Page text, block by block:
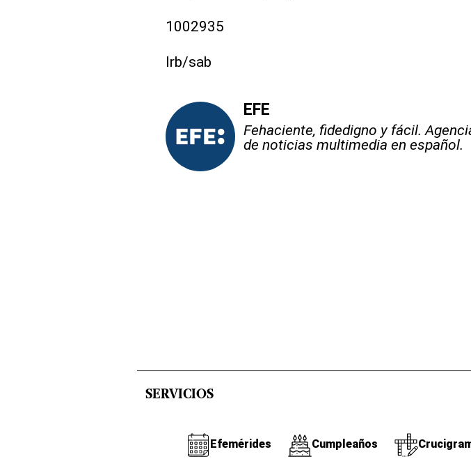
1002935
lrb/sab
EFE
Fehaciente, fidedigno y fácil.
de noticias multimedia en español.
SERVICIOS
Efemérides Cumpleaños